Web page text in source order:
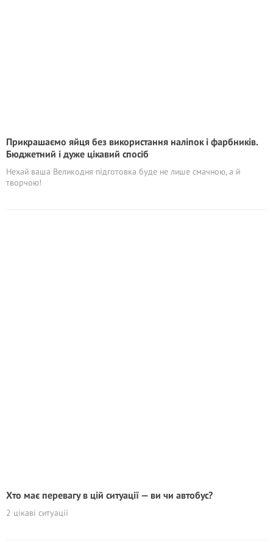
Прикрашаємо яйця без використання наліпок і фарбників.
Бюджетний і дуже цікавий спосіб
Нехай ваша Великодня підготовка буде не лише смачною, а й
творчою!
Хто має перевагу в цій ситуації — ви чи автобус?
2 цікаві ситуації